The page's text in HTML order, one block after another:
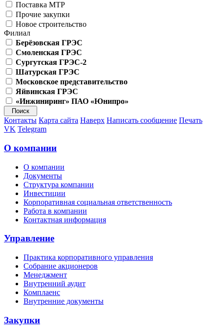
Поставка МТР
Прочие закупки
Новое строительство
Филиал
Берёзовская ГРЭС
Смоленская ГРЭС
Сургутская ГРЭС-2
Шатурская ГРЭС
Московское представительство
Яйвинская ГРЭС
«Инжиниринг» ПАО «Юнипро»
Контакты Карта сайта Наверх Написать сообщение Печать
VK Telegram
О компании
О компании
Документы
Структура компании
Инвестиции
Корпоративная социальная ответственность
Работа в компании
Контактная информация
Управление
Практика корпоративного управления
Собрание акционеров
Менеджмент
Внутренний аудит
Комплаенс
Внутренние документы
Закупки